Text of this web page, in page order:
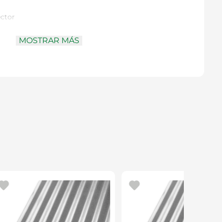
x 2,0 mMOSTRAR MÁS